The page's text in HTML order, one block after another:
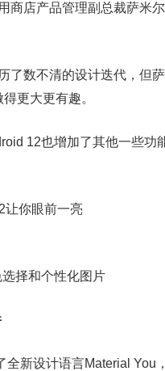
商店产品管理副总裁萨米
了数不清的设计迭代，但
更大更有趣。
12也增加了其他一些
择和个性化图片
全新设计语言Material